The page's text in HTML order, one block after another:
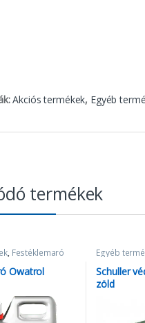
Akciós termékek, Egyéb
termékek
, Festéklemaró
Owatrol
Egyéb
Schuller
zöld